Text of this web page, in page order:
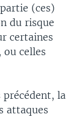
(ces)
du risque
certaines
celles
la
attaques